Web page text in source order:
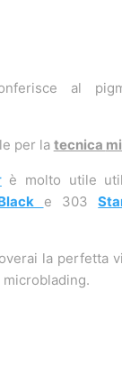
al
per la tecnica
è molto utile
e 303
la perfetta